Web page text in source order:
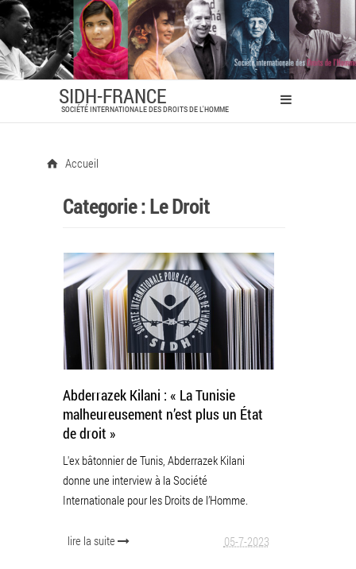
SIDH-FRANCE
SOCIÉTÉ INTERNATIONALE DES DROITS DE L'HOMME
Accueil
Categorie :Le Droit
Abderrazek Kilani : « La Tunisie
malheureusement n’est plus un État
de droit »
L'ex bâtonnier de Tunis, Abderrazek Kilani
donne une interview à la Société
Internationale pour les Droits de l’Homme.
lire la suite 05-7-2023